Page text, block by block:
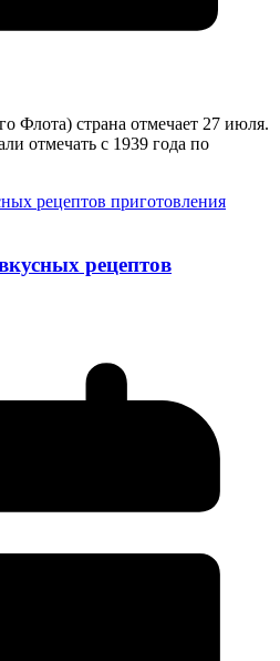
страна отмечает 27 июля.
отмечать с 1939 года по
рецептов